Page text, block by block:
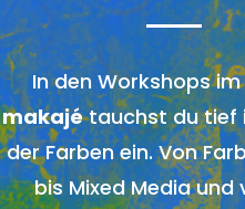
In den Workshops im
makajétauchst du tief
der Farben ein. Von
bis Mixed Media und